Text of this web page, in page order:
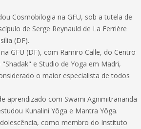
Cosmobilogia na GFU, sob a tutela de
de Serge Reynauld de La Ferrière
(DF).
GFU (DF), com Ramiro Calle, do Centro
e Studio de Yoga em Madri,
o maior especialista de todos
aprendizado com Swami Agnimitrananda
Kunalini Yôga e Mantra Yôga.
como membro do Instituto